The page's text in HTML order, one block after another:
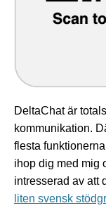
DeltaChat är
kommunikation.
flesta
ihop dig med mig
intresserad av att
liten svensk